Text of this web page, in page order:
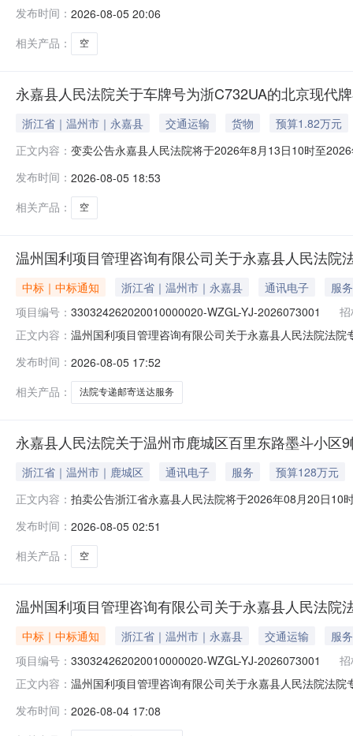
小型普通客车一辆评估价34710元，起拍价22240元，保
发布时间： 2026-08-05 20:06
相关产品：
空
永嘉县人民法院关于车牌号为浙C732UA的北京现代
浙江省｜温州市｜永嘉县 交通运输 货物
预算1.82万元
正文内容： 变卖公告永嘉县人民法院将于2026年8月13日10时至
小型普通客车一辆评估价28391元，起拍价18240元，保
发布时间： 2026-08-05 18:53
相关产品：
空
温州国利项目管理咨询有限公司关于永嘉县人民法院
中标｜中标通知 浙江省｜温州市｜永嘉县 通讯电子
服务
项目编号： 330324262020010000020-WZGL-YJ-2026073001
正文内容： 温州国利项目管理咨询有限公司关于永嘉县人民法院法
础的报价：100（%）中国邮政速递物流股份有限公司浙
发布时间： 2026-08-05 17:52
相关产品：
法院专递邮寄送达服务
永嘉县人民法院关于温州市鹿城区百里东路墨斗小区
浙江省｜温州市｜鹿城区 通讯电子 服务
预算128万元
正文内容： 拍卖公告浙江省永嘉县人民法院将于2026年08月20日10
墨斗小区9幢404室的不动产，权证号：浙（2023）温州
发布时间： 2026-08-05 02:51
相关产品：
空
温州国利项目管理咨询有限公司关于永嘉县人民法院
中标｜中标通知 浙江省｜温州市｜永嘉县 交通运输
服务
项目编号： 330324262020010000020-WZGL-YJ-2026073001
正文内容： 温州国利项目管理咨询有限公司关于永嘉县人民法院法
标供应商名称中标供应商地址评审总得分1以合同附件《
发布时间： 2026-08-04 17:08